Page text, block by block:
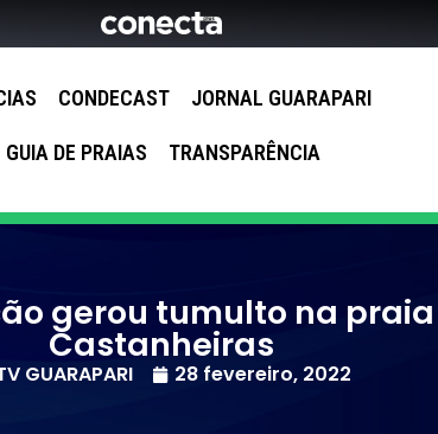
CONDECAST JORNAL GUARAPARI
GUIA DE PRAIAS TRANSPARÊNCIA
gerou tumulto na
Castanheiras
GUARAPARI 28 fevereiro, 2022